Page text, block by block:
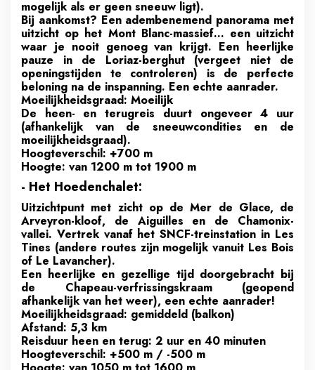
mogelijk als er geen sneeuw ligt).
Bij aankomst? Een adembenemend panorama met
uitzicht op het Mont Blanc-massief… een uitzicht
waar je nooit genoeg van krijgt. Een heerlijke
pauze in de Loriaz-berghut (vergeet niet de
openingstijden te controleren) is de perfecte
beloning na de inspanning. Een echte aanrader.
Moeilijkheidsgraad: Moeilijk
De heen- en terugreis duurt ongeveer 4 uur
(afhankelijk van de sneeuwcondities en de
moeilijkheidsgraad).
Hoogteverschil: +700 m
Hoogte: van 1200 m tot 1900 m
- Het Hoedenchalet:
Uitzichtpunt met zicht op de Mer de Glace, de
Arveyron-kloof, de Aiguilles en de Chamonix-
vallei. Vertrek vanaf het SNCF-treinstation in Les
Tines (andere routes zijn mogelijk vanuit Les Bois
of Le Lavancher).
Een heerlijke en gezellige tijd doorgebracht bij
de Chapeau-verfrissingskraam (geopend
afhankelijk van het weer), een echte aanrader!
Moeilijkheidsgraad: gemiddeld (balkon)
Afstand: 5,3 km
Reisduur heen en terug: 2 uur en 40 minuten
Hoogteverschil: +500 m / -500 m